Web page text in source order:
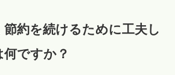
約を続けるために工夫し
ですか？